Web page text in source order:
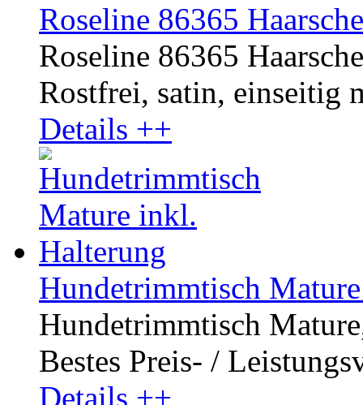
Roseline 86365
Roseline 86365
Rostfrei, satin, einseitig
Details ++
Hundetrimmtisch
Hundetrimmtisch
Bestes Preis- /
Details ++